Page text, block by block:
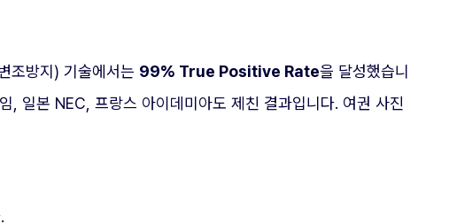
방지) 기술에서는 99% True Positive Rate을 달성했습니
, 일본 NEC, 프랑스 아이데미아도 제친 결과입니다. 여권 사진